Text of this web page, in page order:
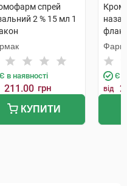
спрей
2 % 15 мл 1
Є в наявності
211.00 грн
КУПИТИ
Є в
від